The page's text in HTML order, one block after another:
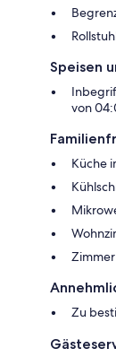
Speisen
von
Küche
Zu